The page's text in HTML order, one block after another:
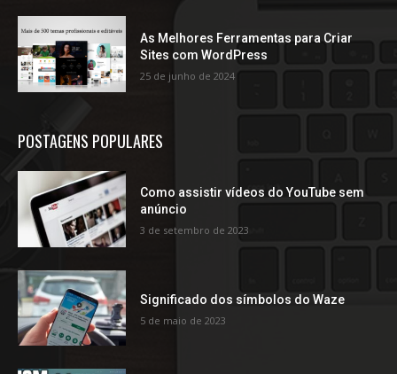
As Melhores Ferramentas para Criar
Sites com WordPress
25 de junho de 2024
POSTAGENS POPULARES
Como assistir vídeos do YouTube sem
anúncio
3 de setembro de 2023
Significado dos símbolos do Waze
5 de maio de 2023